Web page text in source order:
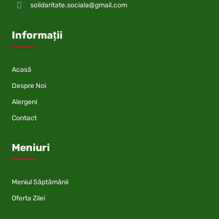
solidaritate.sociala@gmail.com
Informații
Acasă
Despre Noi
Alergeni
Contact
Meniuri
Meniul Săptămânii
Oferta Zilei